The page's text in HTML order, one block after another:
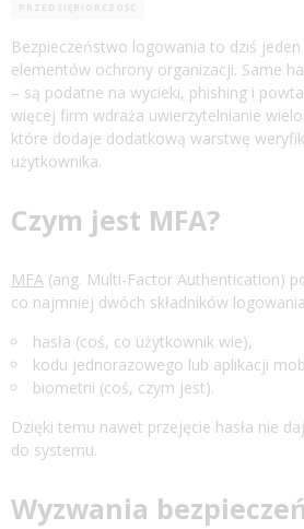
PRZEDSIĘBIORCZOŚĆ
Bezpieczeństwo logowania to dziś
elementów ochrony organizacji. Same
– są podatne na wycieki, phishing i
więcej firm wdraża uwierzytelnianie
które dodaje dodatkową warstwę
użytkownika.
Czym jest MFA?
MFA (ang. Multi-Factor Authentication)
co najmniej dwóch składników
hasła (coś, co użytkownik wie),
kodu jednorazowego lub aplikacji
biometrii (coś, czym jest).
Dzięki temu nawet przejęcie hasła nie
do systemu.
Wyzwania